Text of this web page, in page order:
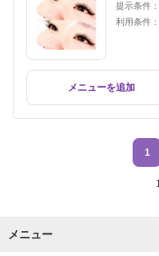
提示条件：
利用条件：
メニューを追加
1
メニュー